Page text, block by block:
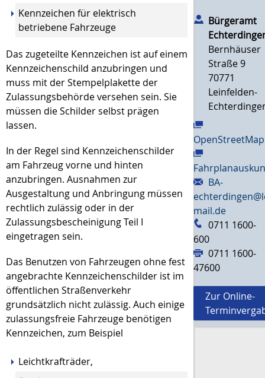
Kennzeichen für elektrisch
betriebene Fahrzeuge
Das zugeteilte Kennzeichen ist auf einem
Kennzeichenschild anzubringen und
muss mit der Stempelplakette der
Zulassungsbehörde versehen sein. Sie
müssen die Schilder selbst prägen
lassen.
In der Regel sind Kennzeichenschilder
am Fahrzeug vorne und hinten
anzubringen. Ausnahmen zur
Ausgestaltung und Anbringung müssen
rechtlich zulässig oder in der
Zulassungsbescheinigung Teil I
eingetragen sein.
Das Benutzen von Fahrzeugen ohne fest
angebrachte Kennzeichenschilder ist im
öffentlichen Straßenverkehr
grundsätzlich nicht zulässig. Auch einige
zulassungsfreie Fahrzeuge benötigen
Kennzeichen, zum Beispiel
Leichtkrafträder,
Bürgeramt
Bernhäuser
Straße 9
70771
Leinfelden-
OpenStreetMap
BA-
mail.de
0711 1600-
600
0711 1600-
47600
Zur Online-